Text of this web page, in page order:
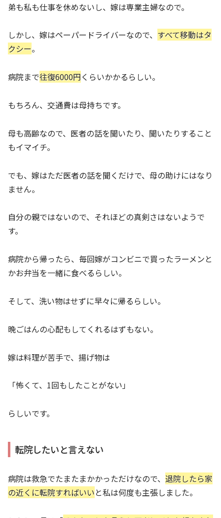
弟も私も仕事を休めないし、嫁は専業主婦なので。
しかし、嫁はペーパードライバーなので、 すべて移動はタ
クシー。
病院まで往復6000円くらいかかるらしい。
もちろん、交通費は母持ちです。
母も高齢なので、医者の話を聞いたり、聞いたりすること
もイマイチ。
でも、嫁はただ医者の話を聞くだけで、母の助けにはなり
ません。
自分の親ではないので、それほどの真剣さはないようで
す。
病院から帰ったら、毎回嫁がコンビニで買ったラーメンと
かお弁当を一緒に食べるらしい。
そして、洗い物はせずに早々に帰るらしい。
晩ごはんの心配もしてくれるはずもない。
嫁は料理が苦手で、揚げ物は
「怖くて、1回もしたことがない」
らしいです。
転院したいと言えない
病院は救急でたまたまかかっただけなので、 退院したら家
の近くに転院すればいいと私は何度も主張しました。